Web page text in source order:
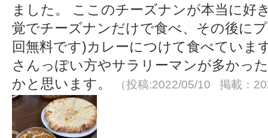
ました。 ここのチーズナンが本当に好
覚でチーズナンだけで食べ、その後に
回無料です)カレーにつけて食べていま
さんっぽい方やサラリーマンが多かっ
かと思います。
（投稿:2022/05/10 掲載：